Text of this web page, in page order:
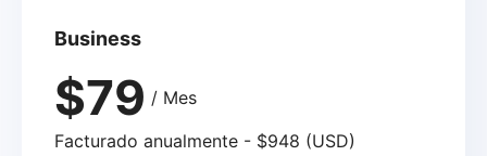
Business
$79 / Mes
Facturado anualmente - $948 (USD)